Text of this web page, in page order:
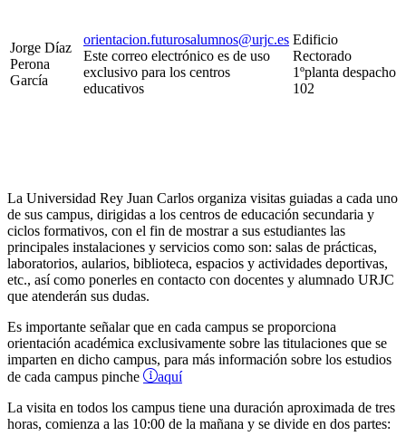
Jorge Díaz
Perona
García
orientacion.futurosalumnos@urjc.es
Este correo electrónico es de uso
exclusivo para los centros
educativos
Edificio
Rectorado
1ºplanta despacho
102
La Universidad Rey Juan Carlos organiza visitas guiadas a cada uno
de sus campus, dirigidas a los centros de educación secundaria y
ciclos formativos, con el fin de mostrar a sus estudiantes las
principales instalaciones y servicios como son: salas de prácticas,
laboratorios, aularios, biblioteca, espacios y actividades deportivas,
etc., así como ponerles en contacto con docentes y alumnado URJC
que atenderán sus dudas.
Es importante señalar que en cada campus se proporciona
orientación académica exclusivamente sobre las titulaciones que se
imparten en dicho campus, para más información sobre los estudios
de cada campus pinche
aquí
La visita en todos los campus tiene una duración aproximada de tres
horas, comienza a las 10:00 de la mañana y se divide en dos partes: